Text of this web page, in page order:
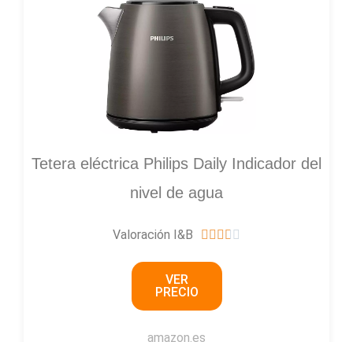
Tetera eléctrica Philips Daily Indicador del
nivel de agua
Valoración I&B     
VER
PRECIO
amazon.es